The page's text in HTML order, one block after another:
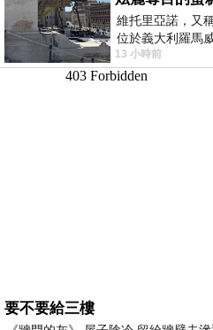
維托里亞諾，又
位於義大利羅馬
用以紀念統一義
13 小時前
要不要給三樓